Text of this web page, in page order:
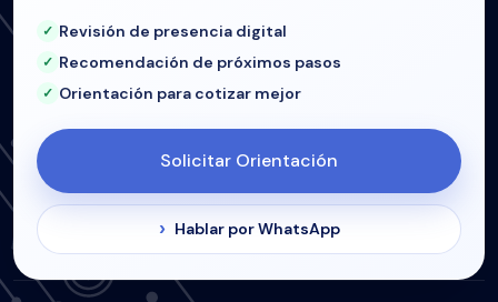
Revisión de presencia digital
Recomendación de próximos pasos
Orientación para cotizar mejor
Solicitar Orientación
Hablar por WhatsApp